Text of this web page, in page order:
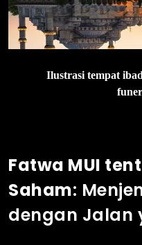
Ilustrasi tempat
Fatwa MUI
Saham:
dengan Jalan